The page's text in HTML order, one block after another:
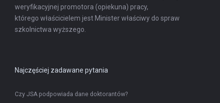
weryfikacyjnej promotora (opiekuna) pracy,
którego właścicielem jest Minister właściwy do spraw
szkolnictwa wyższego.
Najczęściej zadawane pytania
Czy JSA podpowiada dane doktorantów?